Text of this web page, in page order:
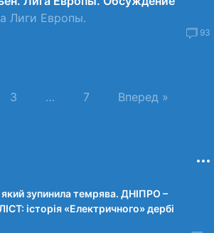
Лиги Европы.
93
3 … 7 Вперед »
зупинила темрява. ДНІПРО –
історія «Електричного» дербі